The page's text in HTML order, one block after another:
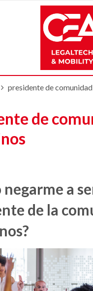
presidente de
de
negarme a
de la